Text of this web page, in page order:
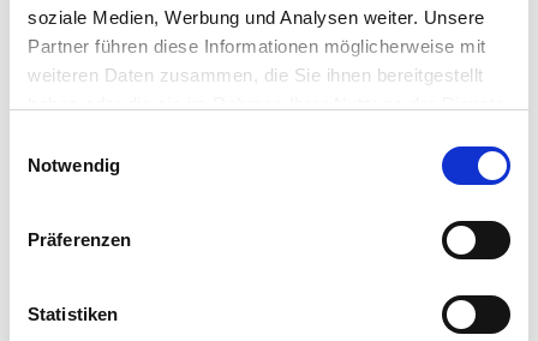
soziale Medien, Werbung und Analysen weiter. Unsere
Partner führen diese Informationen möglicherweise mit
weiteren Daten zusammen, die Sie ihnen bereitgestellt
Mehr Informationen finden Sie in unserer
Notwendig
Präferenzen
Statistiken
Sie haben Fragen?
Dann rufen Sie uns einfach an oder senden Sie uns eine E-Mail! Ihr
Informationen und berät Sie zu all Ihren Rücknahme- und
Recyclingthemen.